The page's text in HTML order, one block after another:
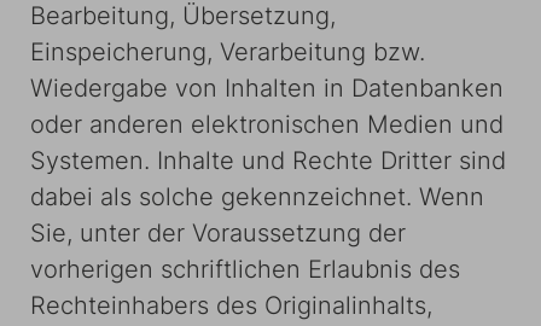
Bearbeitung, Übersetzung,
Einspeicherung, Verarbeitung bzw.
Wiedergabe von Inhalten in Datenbanken
oder anderen elektronischen Medien und
Systemen. Inhalte und Rechte Dritter sind
dabei als solche gekennzeichnet. Wenn
Sie, unter der Voraussetzung der
vorherigen schriftlichen Erlaubnis des
Rechteinhabers des Originalinhalts,